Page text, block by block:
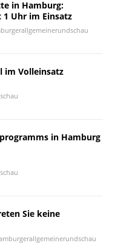
in Hamburg:
Uhr im Einsatz
im Volleinsatz
in Hamburg
Sie keine